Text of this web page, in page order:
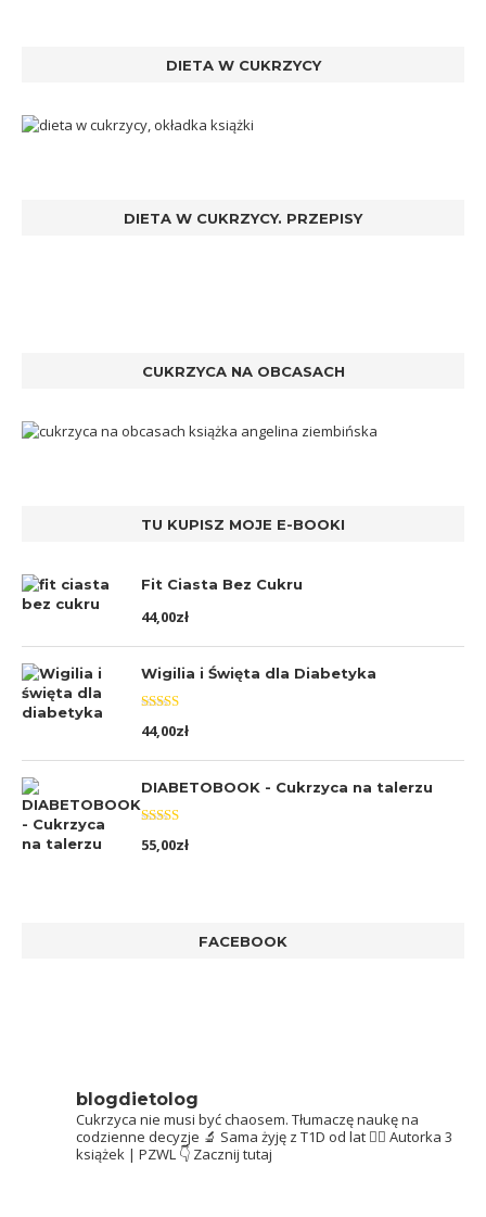
DIETA W CUKRZYCY
DIETA W CUKRZYCY. PRZEPISY
CUKRZYCA NA OBCASACH
TU KUPISZ MOJE E-BOOKI
Fit Ciasta Bez Cukru
44,00zł
Wigilia i Święta dla Diabetyka
Oceniono
5.00na 5
44,00zł
DIABETOBOOK - Cukrzyca na talerzu
Oceniono
5.00na 5
55,00zł
FACEBOOK
blogdietolog
Cukrzyca nie musi być chaosem. Tłumaczę naukę na
codzienne decyzje 🔬 Sama żyję z T1D od lat 👩‍⚕️ Autorka 3
książek | PZWL 👇 Zacznij tutaj